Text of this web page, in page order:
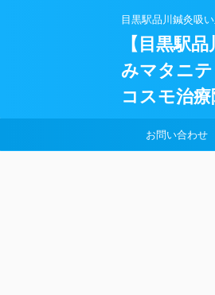
目黒駅品川鍼灸吸
【目黒駅
みマタニ
コスモ治療
お問い合わせ